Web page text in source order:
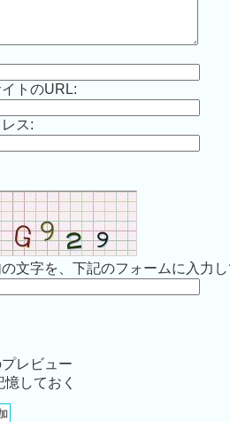
トのURL:
ス:
の文字を、下記のフォームに入力
レビュー
しておく